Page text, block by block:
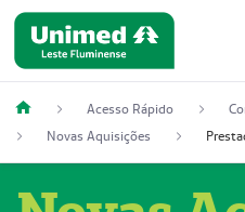
Acesso Rápido
Novas Aquisições